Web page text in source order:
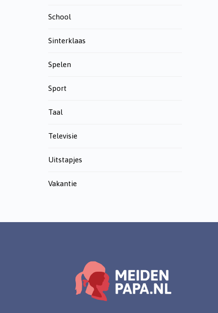
School
Sinterklaas
Spelen
Sport
Taal
Televisie
Uitstapjes
Vakantie